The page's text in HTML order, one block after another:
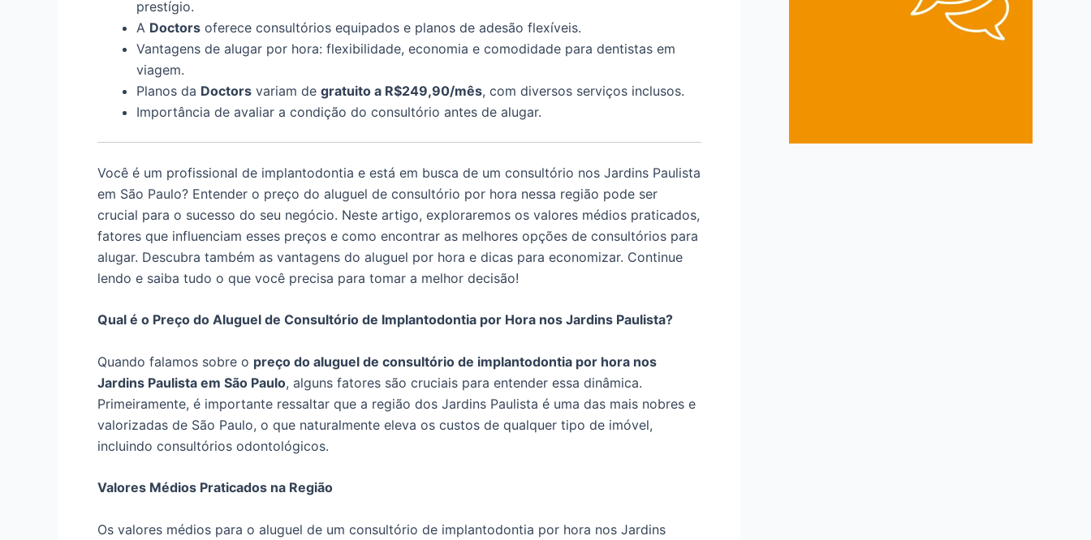
prestígio.
A Doctors oferece consultórios equipados e planos de adesão flexíveis.
Vantagens de alugar por hora: flexibilidade, economia e comodidade para dentistas em
viagem.
Planos da Doctors variam de gratuito a R$249,90/mês, com diversos serviços inclusos.
Importância de avaliar a condição do consultório antes de alugar.
Você é um profissional de implantodontia e está em busca de um consultório nos Jardins Paulista
em São Paulo? Entender o preço do aluguel de consultório por hora nessa região pode ser
crucial para o sucesso do seu negócio. Neste artigo, exploraremos os valores médios praticados,
fatores que influenciam esses preços e como encontrar as melhores opções de consultórios para
alugar. Descubra também as vantagens do aluguel por hora e dicas para economizar. Continue
lendo e saiba tudo o que você precisa para tomar a melhor decisão!
Qual é o Preço do Aluguel de Consultório de Implantodontia por Hora nos Jardins Paulista?
Quando falamos sobre o preço do aluguel de consultório de implantodontia por hora nos
Jardins Paulista em São Paulo, alguns fatores são cruciais para entender essa dinâmica.
Primeiramente, é importante ressaltar que a região dos Jardins Paulista é uma das mais nobres e
valorizadas de São Paulo, o que naturalmente eleva os custos de qualquer tipo de imóvel,
incluindo consultórios odontológicos.
Valores Médios Praticados na Região
Os valores médios para o aluguel de um consultório de implantodontia por hora nos Jardins